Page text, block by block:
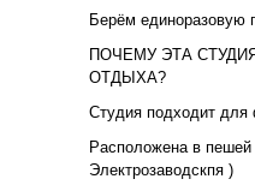
Берём единоразовую
ПОЧЕМУ ЭТА
ОТДЫХА?
Студия подходит для
Расположена в пешей
Электрозаводскпя )